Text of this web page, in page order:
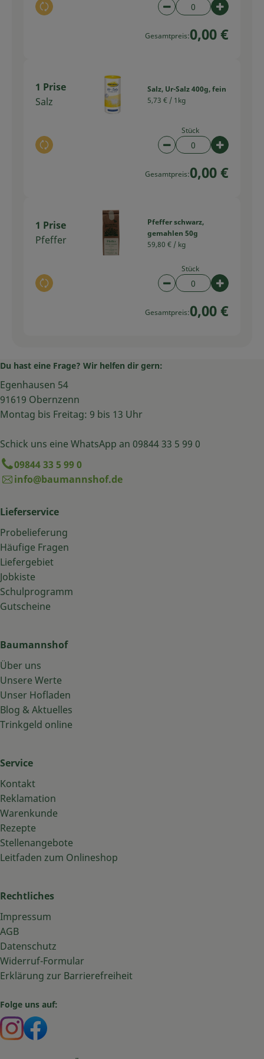
Auswahl ändern Artikelanzahl
Gesamtpreis:0,00 €
1 Prise
Salz
Auswahl ändern
Salz, Ur-Salz 400g, fein
5,73 € / 1kg
Stück
Artikelanzahl
Gesamtpreis:0,00 €
1 Prise
Pfeffer
Auswahl ändern
Pfeffer schwarz,
gemahlen 50g
59,80 € / kg
Stück
Artikelanzahl
Gesamtpreis:0,00 €
Du hast eine Frage? Wir helfen dir gern:
Egenhausen 54
91619 Obernzenn
Montag bis Freitag: 9 bis 13 Uhr
Schick uns eine WhatsApp an 09844 33 5 99 0
09844 33 5 99 0
info@baumannshof.de
Lieferservice
Probelieferung
Häufige Fragen
Liefergebiet
Jobkiste
Schulprogramm
Gutscheine
Baumannshof
Über uns
Unsere Werte
Unser Hofladen
Blog & Aktuelles
Trinkgeld online
Service
Kontakt
Reklamation
Warenkunde
Rezepte
Stellenangebote
Leitfaden zum Onlineshop
Rechtliches
Impressum
AGB
Datenschutz
Widerruf-Formular
Erklärung zur Barrierefreiheit
Folge uns auf:
Externer Link zu https://www.instagram.com/
Externer Link zu https://www.facebook.com/